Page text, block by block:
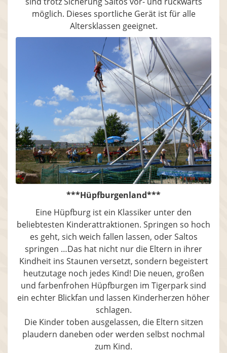
möglich. Dieses sportliche Gerät ist für alle
Altersklassen geeignet.
***Hüpfburgenland***
Eine Hüpfburg ist ein Klassiker unter den
beliebtesten Kinderattraktionen. Springen so hoch
es geht, sich weich fallen lassen, oder Saltos
springen …Das hat nicht nur die Eltern in ihrer
Kindheit ins Staunen versetzt, sondern begeistert
heutzutage noch jedes Kind! Die neuen, großen
und farbenfrohen Hüpfburgen im Tigerpark sind
ein echter Blickfan und lassen Kinderherzen höher
schlagen.
Die Kinder toben ausgelassen, die Eltern sitzen
plaudern daneben oder werden selbst nochmal
zum Kind.